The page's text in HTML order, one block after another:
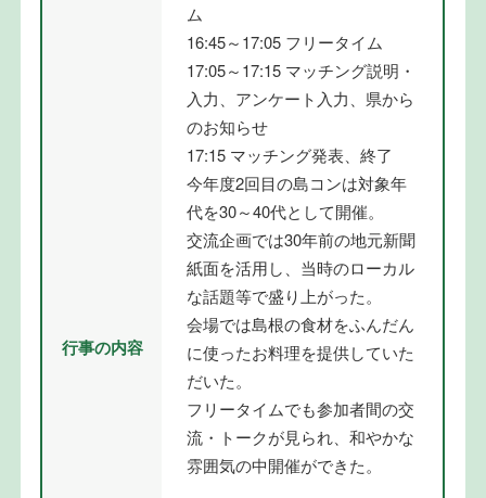
行事の内容
ム
16:45～17:05 フリータイム
17:05～17:15 マッチング説明・
入力、アンケート入力、県から
のお知らせ
17:15 マッチング発表、終了
今年度2回目の島コンは対象年
代を30～40代として開催。
交流企画では30年前の地元新聞
紙面を活用し、当時のローカル
な話題等で盛り上がった。
会場では島根の食材をふんだん
に使ったお料理を提供していた
だいた。
フリータイムでも参加者間の交
流・トークが見られ、和やかな
雰囲気の中開催ができた。